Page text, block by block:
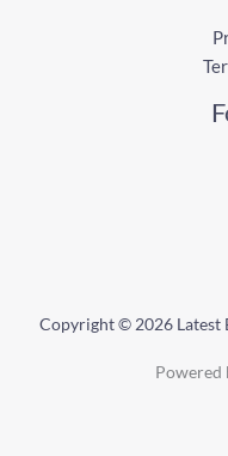
Copyright © 2026 Latest
Powered